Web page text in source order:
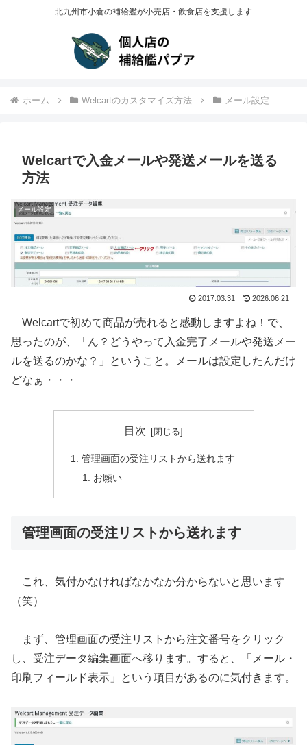
北九州市小倉の補給艦が小売店・飲食店を支援します
ホーム Welcartのカスタマイズ方法 メール設定
Welcartで入金メールや発送メールを送る
方法
メール設定
2017.03.31 2026.06.21
Welcartで初めて商品が売れると感動しますよね！で、
思ったのが、「ん？どうやって入金完了メールや発送メー
ルを送るのかな？」ということ。メールは設定したんだけ
どなぁ・・・
目次
管理画面の受注リストから送れます
お願い
管理画面の受注リストから送れます
これ、気付かなければなかなか分からないと思います
（笑）
まず、管理画面の受注リストから注文番号をクリック
し、受注データ編集画面へ移ります。すると、「メール・
印刷フィールド表示」という項目があるのに気付きます。